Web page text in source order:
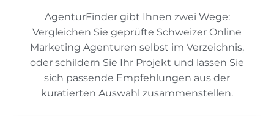
AgenturFinder gibt Ihnen zwei Wege:
Vergleichen Sie geprüfte Schweizer Online
Marketing Agenturen selbst im Verzeichnis,
oder schildern Sie Ihr Projekt und lassen Sie
sich passende Empfehlungen aus der
kuratierten Auswahl zusammenstellen.